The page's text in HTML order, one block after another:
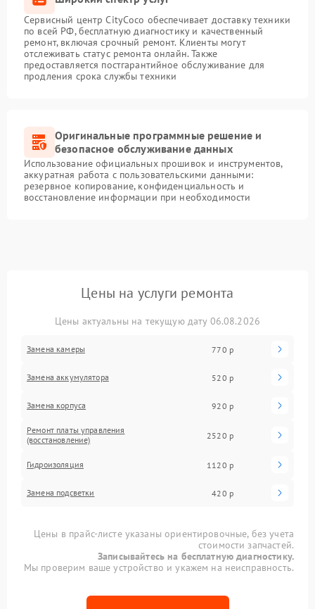
Сервисный центр CityCoco обеспечивает доставку техники
по всей РФ, бесплатную диагностику и качественный
ремонт, включая срочный ремонт. Клиенты могут
отслеживать статус ремонта онлайн. Также
предоставляется постгарантийное обслуживание для
продления срока службы техники
Оригинальные программные решение и
безопасное обслуживание данных
Использование официальных прошивок и инструментов,
аккуратная работа с пользовательскими данными:
резервное копирование, конфиденциальность и
восстановление информации при необходимости
Цены на услуги ремонта
Цены актуальны на текущую дату 06.08.2026
Замена камеры 770 р
Замена аккумулятора 520 р
Замена корпуса 920 р
Ремонт платы управления
(восстановление)
2520 р
Гидроизоляция 1120 р
Замена подсветки 420 р
Цены в прайс-листе указаны ориентировочные, без учета
стоимости запчастей.
Записывайтесь на бесплатную диагностику.
Мы проверим ваше устройство и укажем на неисправность.